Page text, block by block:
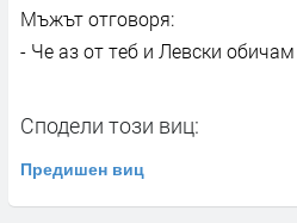
Мъжът отговоря:
- Че аз от теб и Левски
Сподели този виц:
Предишен виц